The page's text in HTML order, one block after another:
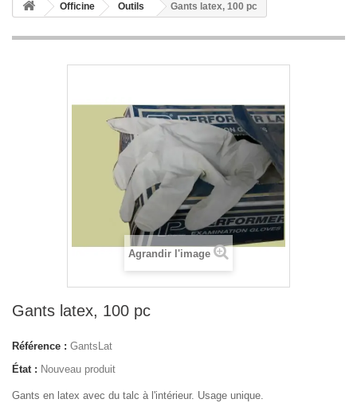
Officine Outils Gants latex, 100 pc
Agrandir l'image
Gants latex, 100 pc
Référence : GantsLat
État : Nouveau produit
Gants en latex avec du talc à l'intérieur. Usage unique.